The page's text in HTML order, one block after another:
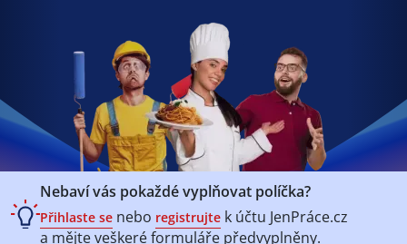
Nebaví vás pokaždé vyplňovat políčka?
Přihlaste se nebo registrujte k účtu JenPráce.cz
a mějte veškeréformuláře předvyplněny.